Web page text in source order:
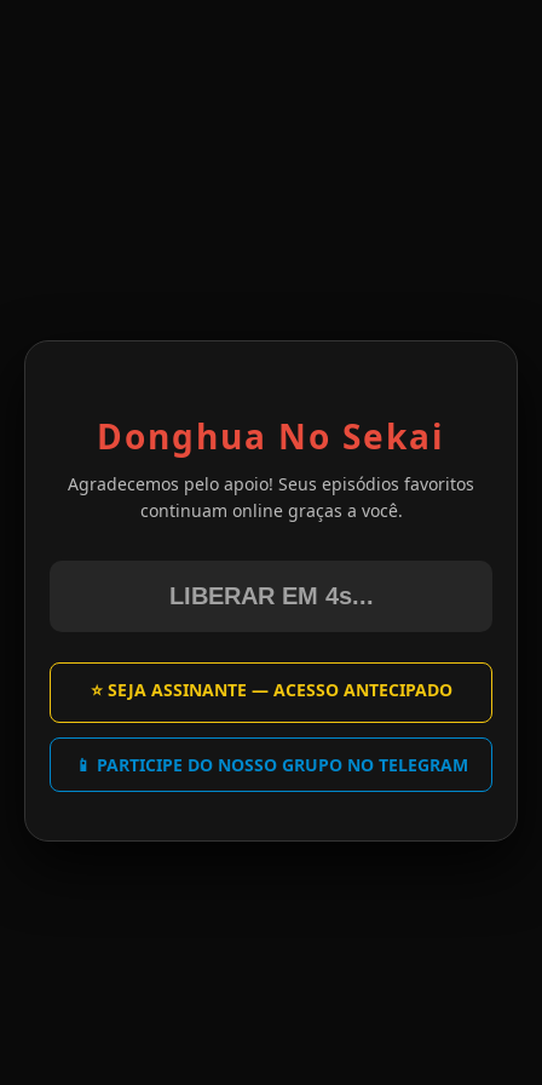
Donghua No Sekai
Agradecemos pelo apoio! Seus episódios favoritos
continuam online graças a você.
LIBERAR EM 4s...
⭐ SEJA ASSINANTE — ACESSO ANTECIPADO
📱 PARTICIPE DO NOSSO GRUPO NO TELEGRAM